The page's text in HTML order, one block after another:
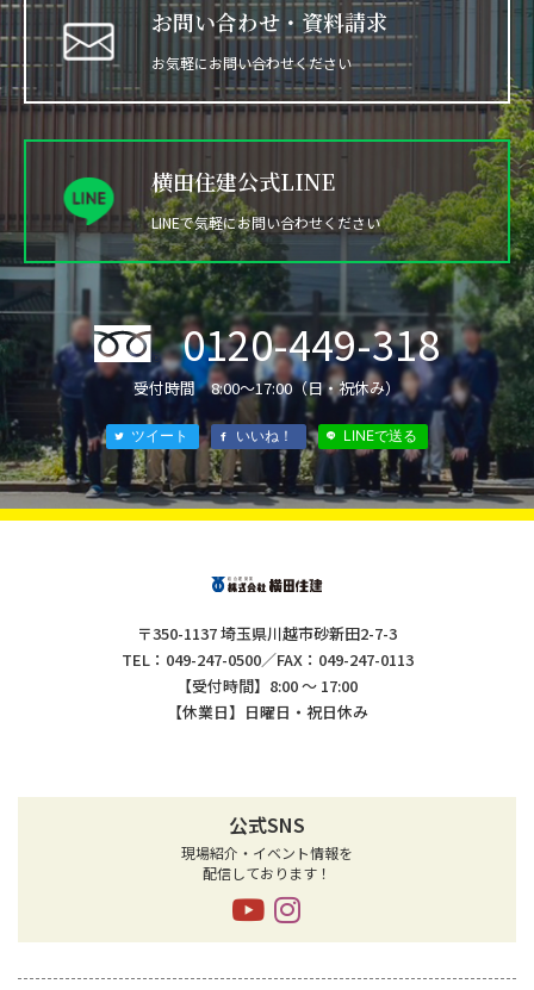
お問い合わせ・資料請求
お気軽にお問い合わせください
横田住建公式LINE
LINEで気軽にお問い合わせください
0120-449-318
受付時間 8:00〜17:00（日・祝休み）
ツイート いいね！ LINEで送る
〒350-1137 埼玉県川越市砂新田2-7-3
TEL：049-247-0500／FAX：049-247-0113
【受付時間】8:00 ～ 17:00
【休業日】日曜日・祝日休み
公式SNS
現場紹介・イベント情報を
配信しております！